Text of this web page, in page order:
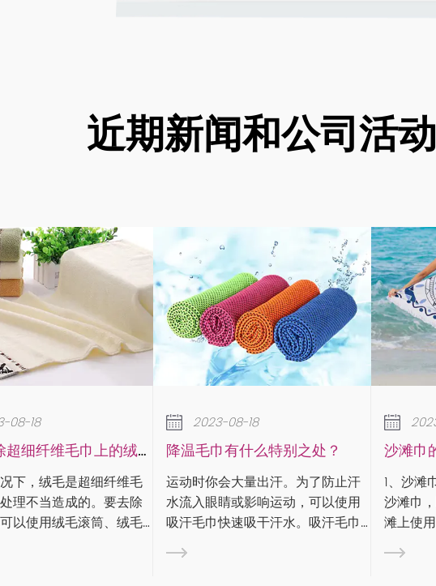
近期新闻和公司活动
2023-08-18
降温毛巾有什么特别之处？
运动时你会大量出汗。为了防止汗
水流入眼睛或影响运动，可以使用
吸汗毛巾快速吸干汗水。吸汗毛巾
在材质、尺寸和吸水性方面针对运
动进行了优化。在专业体育比赛
2023-08-18
沙滩巾的用途和类型
1、沙滩巾有什么用： 沙滩巾，又称
沙滩巾，顾名思义，就是沙滩或沙
滩上使用的毛巾。沙滩巾是毛巾的
一种，通常由纯棉纱制成，特点是
颜色鲜艳、图案丰富。那么沙滩巾